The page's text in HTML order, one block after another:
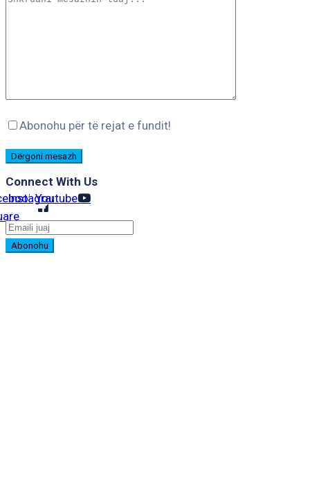
Abonohu për të rejat e fundit!
Connect With Us
Instagram
Youtube